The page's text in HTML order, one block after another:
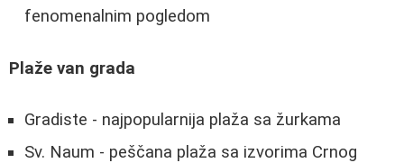
fenomenalnim pogledom
Plaže van grada
Gradiste - najpopularnija plaža sa žurkama
Sv. Naum - peščana plaža sa izvorima Crnog